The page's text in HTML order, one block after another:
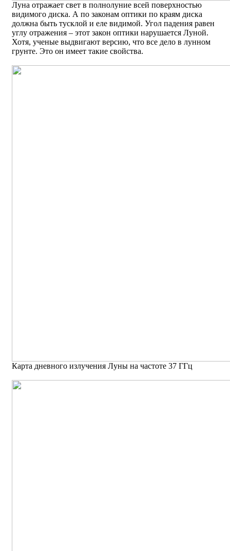
Луна отражает свет в полнолуние всей поверхностью
видимого диска. А по законам оптики по краям диска
должна быть тусклой и еле видимой. Угол падения равен
углу отражения – этот закон оптики нарушается Луной.
Хотя, ученые выдвигают версию, что все дело в лунном
грунте. Это он имеет такие свойства.
Карта дневного излучения Луны на частоте 37 ГГц